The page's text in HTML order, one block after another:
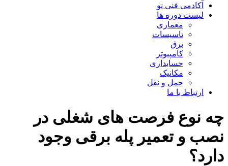
آکادمی فنی نو
لیست دوره ها
معماری
تاسیسات
برق
کامپیوتر
حسابداری
مکانیک
حمل و نقل
ارتباط با ما
چه نوع فرصت های شغلی در
نصب و تعمیر پله برقی وجود
دارد؟